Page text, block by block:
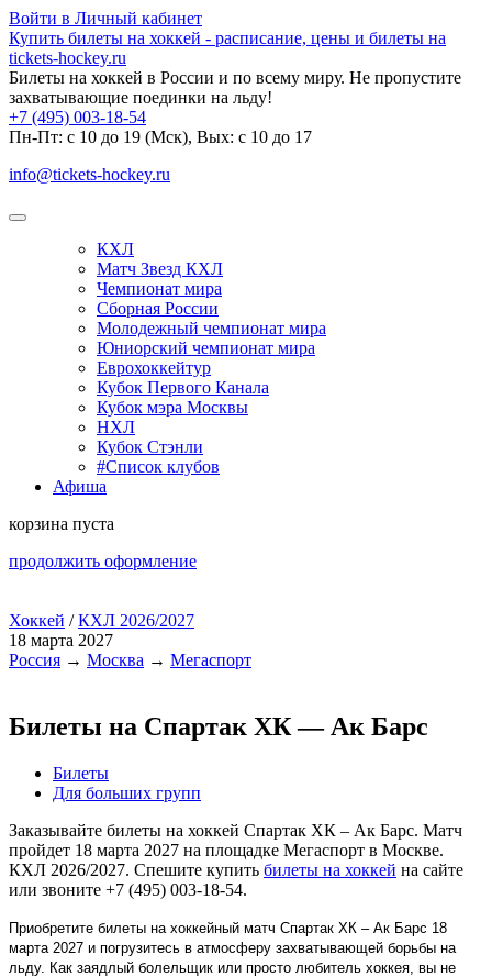
Войти в Личный кабинет
Купить билеты на хоккей - расписание, цены и билеты на
tickets-hockey.ru
Билеты на хоккей в России и по всему миру. Не пропустите
захватывающие поединки на льду!
+7 (495) 003-18-54
Пн-Пт: c 10 до 19 (Мск), Вых: с 10 до 17
info@tickets-hockey.ru
КХЛ
Матч Звезд КХЛ
Чемпионат мира
Сборная России
Молодежный чемпионат мира
Юниорский чемпионат мира
Еврохоккейтур
Кубок Первого Канала
Кубок мэра Москвы
НХЛ
Кубок Стэнли
#Список клубов
Афиша
корзина пуста
продолжить оформление
Хоккей /КХЛ 2026/2027
18 марта 2027
Россия → Москва → Мегаспорт
Билеты на Спартак ХК — Ак Барс
Билеты
Для больших групп
Заказывайте билеты на хоккей Спартак ХК – Ак Барс. Матч
пройдет 18 марта 2027 на площадке Мегаспорт в Москве.
КХЛ 2026/2027. Спешите купить билеты на хоккей на сайте
или звоните +7 (495) 003-18-54.
Приобретите билеты на хоккейный матч Спартак ХК – Ак Барс 18
марта 2027 и погрузитесь в атмосферу захватывающей борьбы на
льду. Как заядлый болельщик или просто любитель хоккея, вы не